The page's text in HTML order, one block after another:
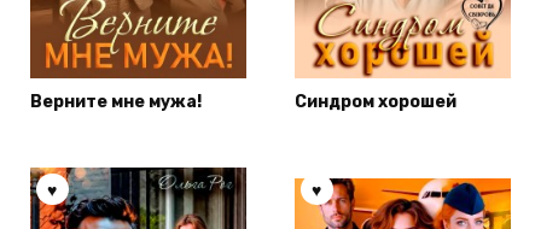
Верните мне мужа! Синдром хорошей